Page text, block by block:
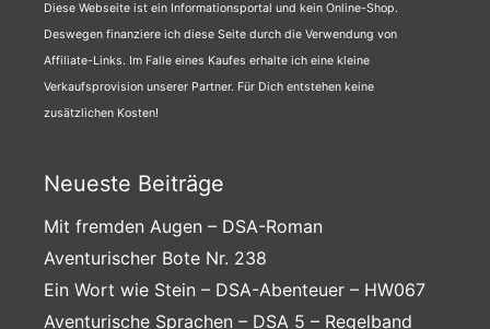
Diese Webseite ist ein Informationsportal und kein Online-Shop.
Deswegen finanziere ich diese Seite durch die Verwendung von
Affiliate-Links. Im Falle eines Kaufes erhalte ich eine kleine
Verkaufsprovision unserer Partner. Für Dich entstehen keine
zusätzlichen Kosten!
Neueste Beiträge
Mit fremden Augen – DSA-Roman
Aventurischer Bote Nr. 238
Ein Wort wie Stein – DSA-Abenteuer – HW067
Aventurische Sprachen – DSA 5 – Regelband